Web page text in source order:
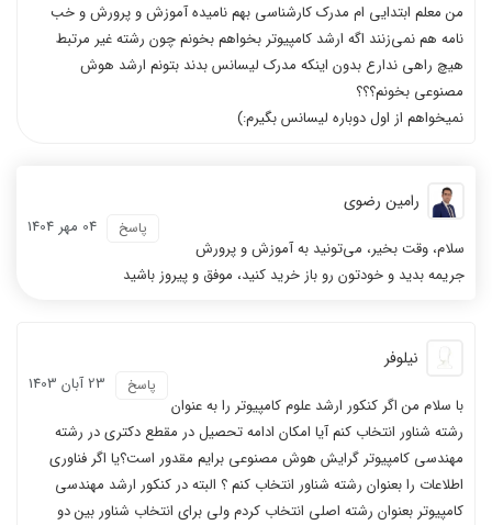
از صفر تا صد و کامل هستند
فیلم ها جامع بودند
کل منابع من از کافه تدریس یا کنکور
دروس واقعا فوق العاده بودند درس‌ها کامل و روان است
من معلم ابتدایی ام مدرک کارشناسی بهم نامیده آموزش و پرورش و خب
نامه هم نمی‌زنند اگه ارشد کامپیوتر بخواهم بخونم چون رشته غیر مرتبط
هیچ راهی ندارع بدون اینکه مدرک لیسانس بدند بتونم ارشد هوش
مصنوعی بخونم؟؟؟
نمیخواهم از اول دوباره لیسانس بگیرم:)
رامین رضوی
04 مهر 1404 پاسخ
سلام، وقت بخیر، می‌تونید به آموزش و پرورش
جریمه بدید و خودتون رو باز خرید کنید، موفق و پیروز باشید
نیلوفر
23 آبان 1403 پاسخ
با سلام من اگر کنکور ارشد علوم کامپیوتر را به عنوان
رشته شناور انتخاب کنم آیا امکان ادامه تحصیل در مقطع دکتری در رشته
مهندسی کامپیوتر گرایش هوش مصنوعی برایم مقدور است؟یا اگر فناوری
اطلاعات را بعنوان رشته شناور انتخاب کنم ؟ البته در کنکور ارشد مهندسی
کامپیوتر بعنوان رشته اصلی انتخاب کردم ولی برای انتخاب شناور بین دو